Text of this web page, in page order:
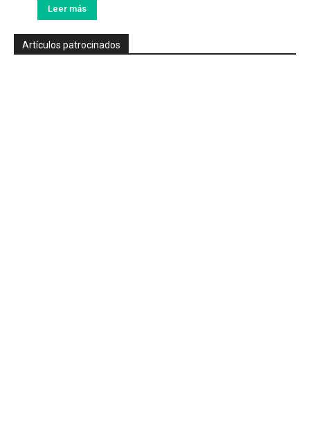
Leer más
Artículos patrocinados